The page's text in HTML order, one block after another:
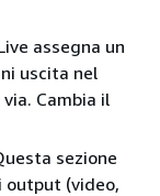
assegna un
uscita nel
via. Cambia il
sezione
output (video,